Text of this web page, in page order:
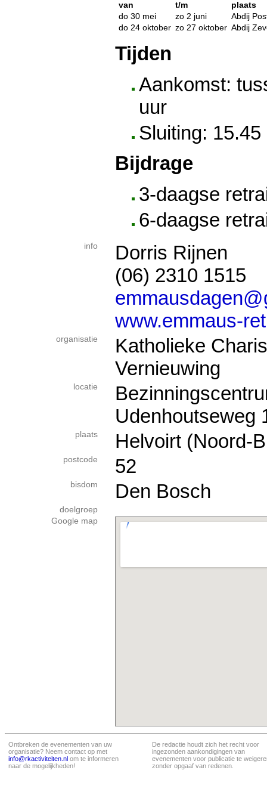
van t/m
plaats
do 30 mei
zo 2 juni
Abdij
do 24 oktober zo 27 oktober Abdij
Tijden
Aankomst:
uur
Sluiting: 15.45
Bijdrage
3-daagse
6-daagse
info
Dorris Rijnen
(06) 2310 1515
www.emmaus-
organisatie
Katholieke
Vernieuwing
locatie
Udenhoutseweg
plaats Helvoirt (Noord-
postcode 52
bisdom Den Bosch
doelgroep
Google map
Ontbreken de evenementen van uw
organisatie? Neem contact op met
info@rkactiviteiten.nl om te informeren
naar de mogelijkheden!
De redactie houdt zich het recht voor
ingezonden aankondigingen van
evenementen voor publicatie te
zonder opgaaf van redenen.